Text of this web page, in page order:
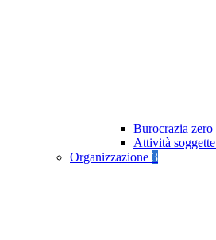
Burocrazia zero
Attività
Organizzazione 3